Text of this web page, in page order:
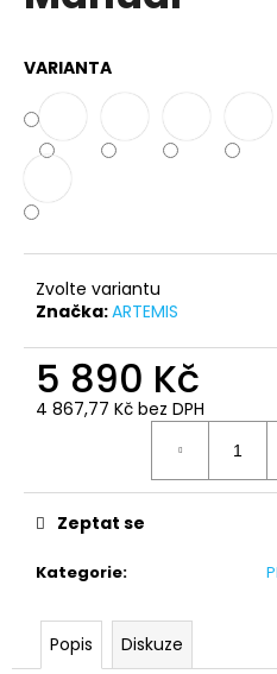
VARIANTA
Zvolte variantu
Značka:ARTEMIS
5 890 Kč
4 867,77 Kč bez DPH
Kategorie:
Zeptat se
Popis Diskuze
D
p
o
r
u
č
e
m
e